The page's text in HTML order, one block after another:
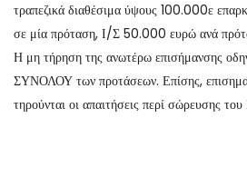
τραπεζικά διαθέσιμα ύψους 100.000ε
σε μία πρόταση, Ι/Σ 50.000 ευρώ ανά
Η μη τήρηση της ανωτέρω επισήμανσης
ΣΥΝΟΛΟΥ των προτάσεων. Επίσης,
τηρούνται οι απαιτήσεις περί σώρευσης